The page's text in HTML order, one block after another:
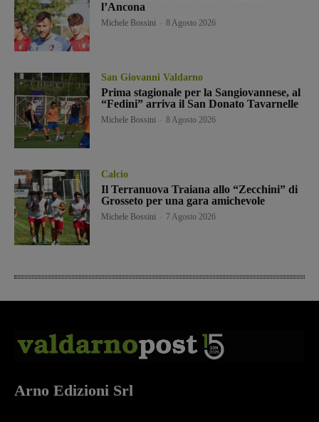
l’Ancona
Michele Bossini 8 Agosto 2026
San Giovanni Valdarno
Prima stagionale per la Sangiovannese, al
“Fedini” arriva il San Donato Tavarnelle
Michele Bossini 8 Agosto 2026
Calcio
Il Terranuova Traiana allo “Zecchini” di
Grosseto per una gara amichevole
Michele Bossini 7 Agosto 2026
Arno Edizioni Srl